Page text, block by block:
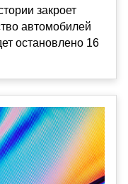
закроет
автомобилей
остановлено 16